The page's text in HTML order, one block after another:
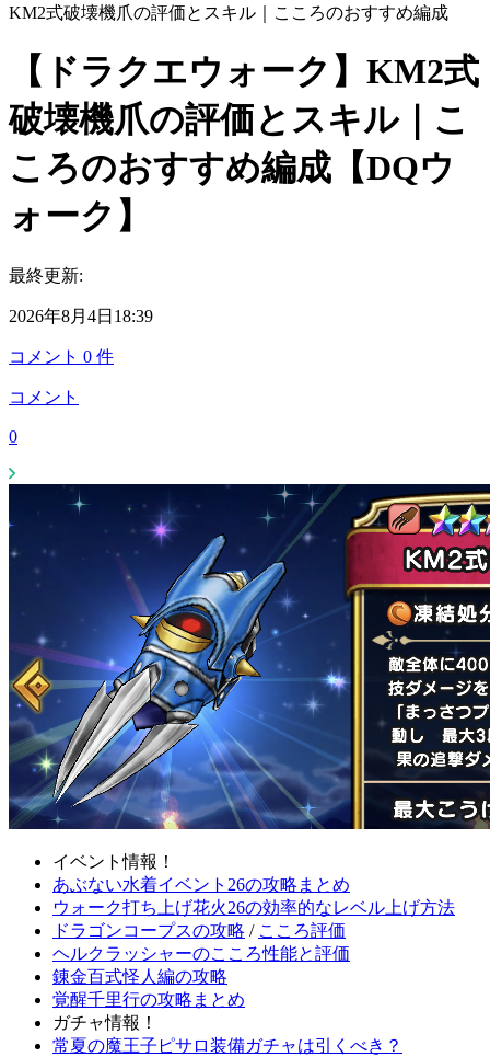
KM2式破壊機爪の評価とスキル｜こころのおすすめ編成
【ドラクエウォーク】KM2式
破壊機爪の評価とスキル｜こ
ころのおすすめ編成【DQウ
ォーク】
最終更新:
2026年8月4日18:39
コメント 0 件
コメント
0
イベント情報！
あぶない水着イベント26の攻略まとめ
ウォーク打ち上げ花火26の効率的なレベル上げ方法
ドラゴンコープスの攻略 / こころ評価
ヘルクラッシャーのこころ性能と評価
錬金百式怪人編の攻略
覚醒千里行の攻略まとめ
ガチャ情報！
常夏の魔王子ピサロ装備ガチャは引くべき？